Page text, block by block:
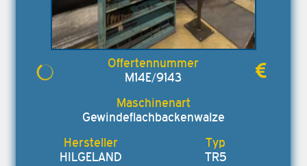
M14E/9143
Gewindeflachbackenwalze
HILGELAND TR5